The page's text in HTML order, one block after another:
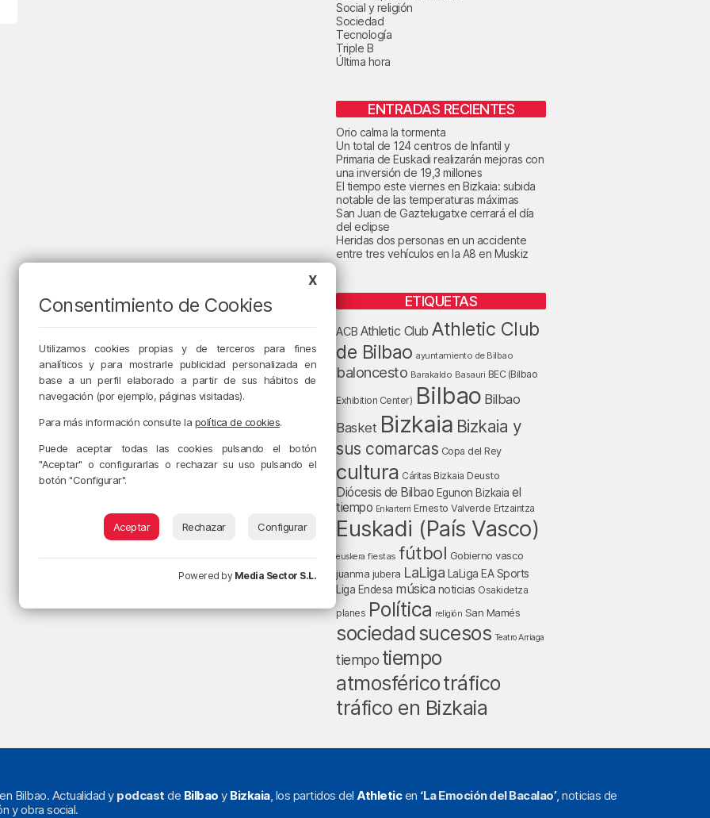
Social y religión
Sociedad
Tecnología
Triple B
Última hora
ENTRADAS RECIENTES
Orio calma la tormenta
Un total de 124 centros de Infantil y
Primaria de Euskadi realizarán mejoras con
una inversión de 19,3 millones
El tiempo este viernes en Bizkaia: subida
notable de las temperaturas máximas
San Juan de Gaztelugatxe cerrará el día
del eclipse
Heridas dos personas en un accidente
entre tres vehículos en la A8 en Muskiz
ETIQUETAS
ACB Athletic Club Athletic Club
de Bilbao ayuntamiento de Bilbao
baloncesto Barakaldo Basauri BEC (Bilbao
Exhibition Center) Bilbao Bilbao
Basket Bizkaia Bizkaia y
sus comarcas Copa del Rey
cultura Cáritas Bizkaia Deusto
Diócesis de Bilbao Egunon Bizkaia el
tiempo Enkarterri Ernesto Valverde Ertzaintza
Euskadi (País Vasco)
euskera fiestas fútbol Gobierno vasco
juanma jubera LaLiga LaLiga EA Sports
Liga Endesa música noticias Osakidetza
planes Política religión San Mamés
sociedad sucesos Teatro Arriaga
tiempo tiempo
atmosféricotráfico
tráfico en Bizkaia
Bilbao. Actualidad y podcast de Bilbao y Bizkaia, los partidos del Athleticen ‘La Emoción del Bacalao’, noticias de
y obra social.
X
Consentimiento de Cookies
Utilizamos cookies propias y de terceros para fines
analíticos y para mostrarle publicidad personalizada en
base a un perfil elaborado a partir de sus hábitos de
navegación (por ejemplo, páginas visitadas).
Para más información consulte la política de cookies.
Puede aceptar todas las cookies pulsando el botón
"Aceptar" o configurarlas o rechazar su uso pulsando el
botón "Configurar".
Aceptar Rechazar Configurar
Powered by Media Sector S.L.